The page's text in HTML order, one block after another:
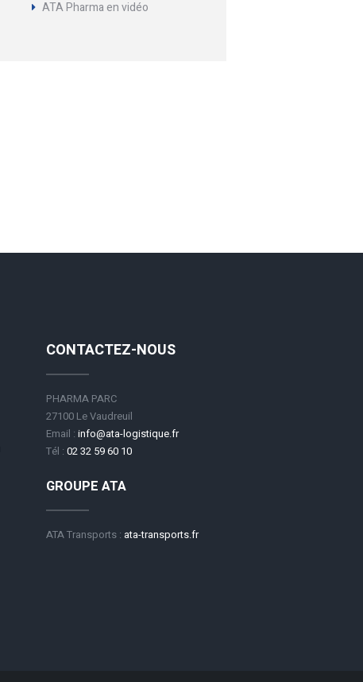
ATA Pharma en vidéo
CONTACTEZ-NOUS
PHARMA PARC
27100 Le Vaudreuil
Email : info@ata-logistique.fr
Tél : 02 32 59 60 10
GROUPE ATA
ATA Transports : ata-transports.fr